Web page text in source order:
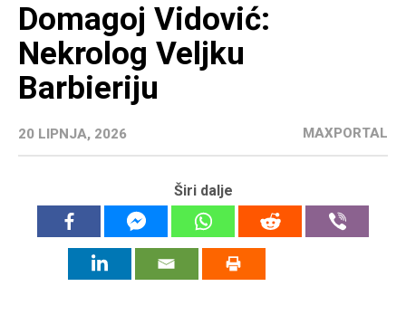
Domagoj Vidović:
Nekrolog Veljku
Barbieriju
20 LIPNJA, 2026 MAXPORTAL
Širi dalje